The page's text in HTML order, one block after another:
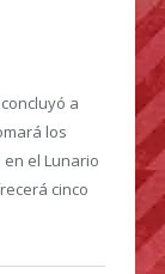
a
los
el Lunario
cinco